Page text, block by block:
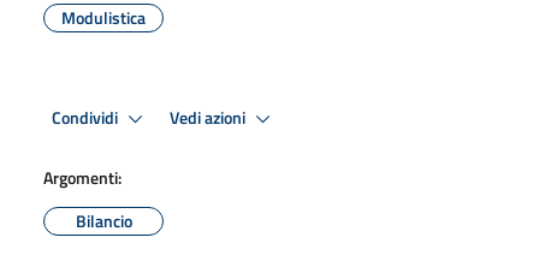
Modulistica
Condividi Vedi azioni
Argomenti:
Bilancio